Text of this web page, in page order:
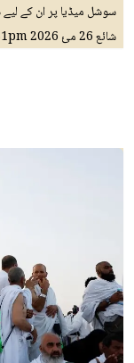
سوشل میڈیا پر ان کے لیے
شائع26 مئ 2026